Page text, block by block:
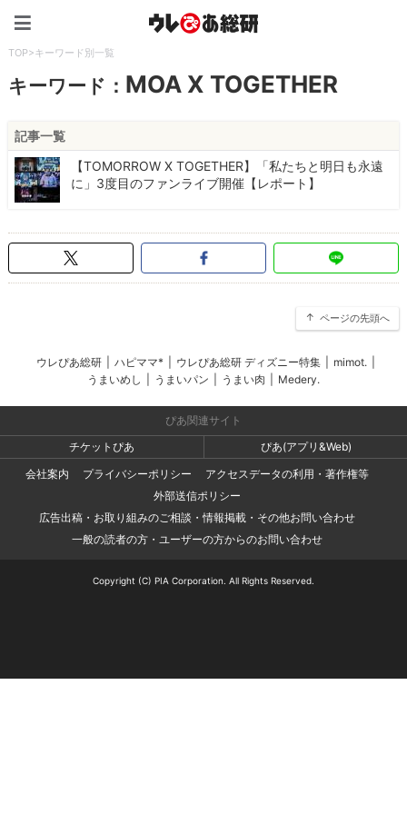
TOP>キーワード別一覧
キーワード： MOA X TOGETHER
記事一覧
【TOMORROW X TOGETHER】「私たちと明日も永遠
に」3度目のファンライブ開催【レポート】
ページの先頭へ
ウレぴあ総研 ハピママ* ウレぴあ総研 ディズニー特集 mimot.
うまいめし
うまいパン うまい肉 Medery.
ぴあ関連サイト
チケットぴあ
ぴあ(アプリ&Web)
会社案内
プライバシーポリシー
アクセスデータの利用・著作権等
外部送信ポリシー
広告出稿・お取り組みのご相談・情報掲載・その他お問い合わせ
一般の読者の方・ユーザーの方からのお問い合わせ
Copyright (C) PIA Corporation. All Rights Reserved.